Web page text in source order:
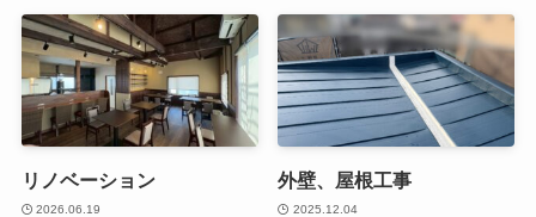
リノベーション
2026.06.19
外壁、屋根工事
2025.12.04